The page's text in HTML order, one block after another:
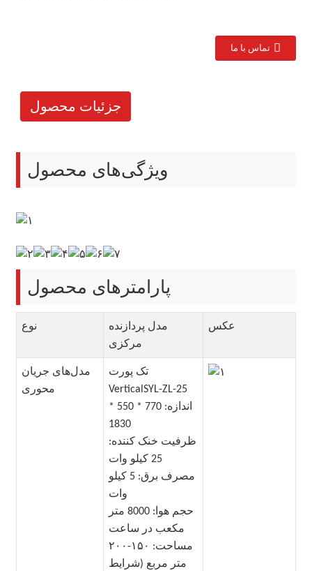
تماس با ما
جزئیات محصول
ویژگی‌های محصول
پارامترهای محصول
نوع
مدل پردازنده
مرکزی
عکس
مدل‌های جریان
محوری
تک پورت
VerticalSYL-ZL-25
اندازه: 770 * 550 *
1830
ظرفیت خنک کننده:
25 کیلو وات
مصرف برق: 5 کیلو
وات
حجم هوا: 8000 متر
مکعب در ساعت
مساحت: ۱۵۰-۲۰۰
متر مربع (شرایط